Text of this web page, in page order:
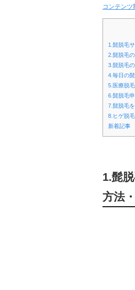
コンテンツ
1.髭脱毛
2.髭脱毛
3.髭脱毛
4.毎日の
5.医療脱
6.髭脱毛
7.髭脱毛
8.ヒゲ脱
新着記事
1.髭
方法